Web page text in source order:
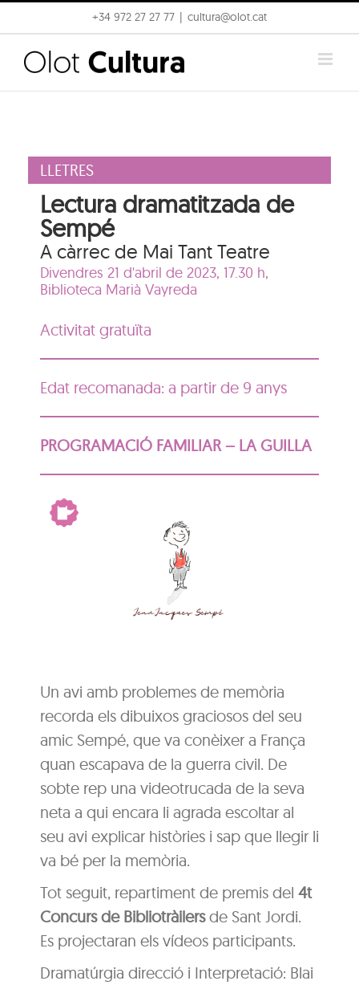
to
content
+34 972 27 27 77 cultura@olot.cat
LLETRES
Lectura dramatitzada de
Sempé
A càrrec de Mai Tant Teatre
Divendres 21 d'abril de 2023, 17.30 h,
Biblioteca Marià Vayreda
Activitat gratuïta
Edat recomanada: a partir de 9 anys
PROGRAMACIÓ FAMILIAR – LA GUILLA
Un avi amb problemes de memòria
recorda els dibuixos graciosos del seu
amic Sempé, que va conèixer a França
quan escapava de la guerra civil. De
sobte rep una videotrucada de la seva
neta a qui encara li agrada escoltar al
seu avi explicar històries i sap que llegir li
va bé per la memòria.
Tot seguit, repartiment de premis del 4t
Concurs de Bibliotràilersde Sant Jordi.
Es projectaran els vídeos participants.
Dramatúrgia direcció i Interpretació: Blai